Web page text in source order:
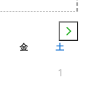
金 土
1